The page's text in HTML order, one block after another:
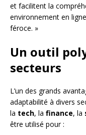
et facilitent la
environnement en
féroce. »
Un outil
secteurs
L’un des grands
adaptabilité à divers
la tech, la finance, la
être utilisé pour :